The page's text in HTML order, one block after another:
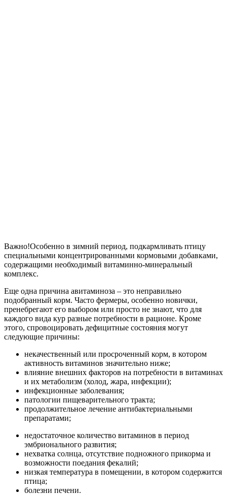
Важно!Особенно в зимний период, подкармливать птицу
специальными концентрированными кормовыми добавками,
содержащими необходимый витаминно-минеральный
комплекс.
Еще одна причина авитаминоза – это неправильно
подобранный корм. Часто фермеры, особенно новички,
пренебрегают его выбором или просто не знают, что для
каждого вида кур разные потребности в рационе. Кроме
этого, спровоцировать дефицитные состояния могут
следующие причины:
некачественный или просроченный корм, в котором
активность витаминов значительно ниже;
влияние внешних факторов на потребности в витаминах
и их метаболизм (холод, жара, инфекции);
инфекционные заболевания;
патологии пищеварительного тракта;
продолжительное лечение антибактериальными
препаратами;
недостаточное количество витаминов в период
эмбрионального развития;
нехватка солнца, отсутствие подножного прикорма и
возможности поедания фекалий;
низкая температура в помещении, в котором содержится
птица;
болезни печени.